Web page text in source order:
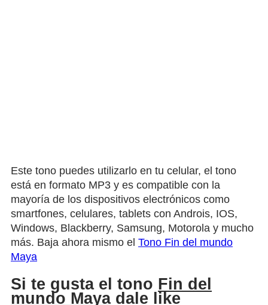
Este tono puedes utilizarlo en tu celular, el tono
está en formato MP3 y es compatible con la
mayoría de los dispositivos electrónicos como
smartfones, celulares, tablets con Androis, IOS,
Windows, Blackberry, Samsung, Motorola y mucho
más. Baja ahora mismo el Tono Fin del mundo
Maya
Si te gusta el tono Fin del
mundo Mayadale like